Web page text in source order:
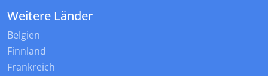
Weitere Länder
Belgien
Finnland
Frankreich